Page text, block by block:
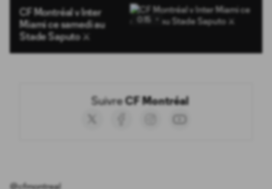
CF Montréal v Inter
Miami ce samedi au
Stade Saputo ⚔️
0:15
Suivre CF Montréal
Social
accounts
@cfmontreal